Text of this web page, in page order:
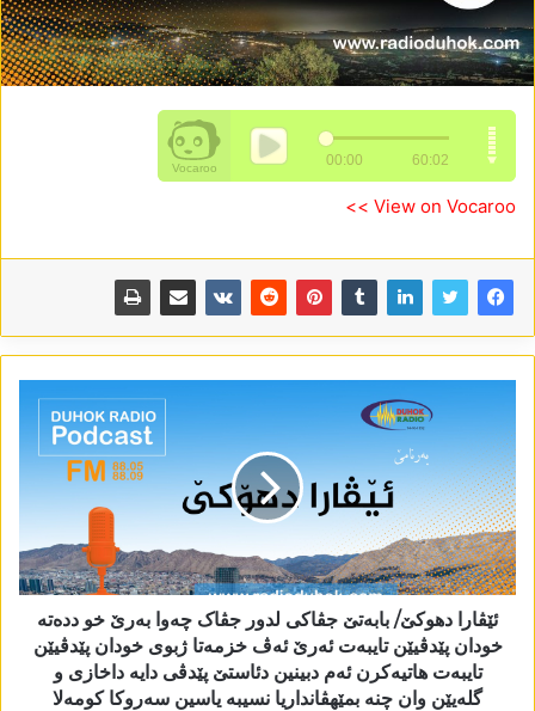
View on Vocaroo >>
ئێڤارا دھوکێ/ بابەتێ جڤاکی لدور جڤاک چەوا بەرێ خو ددەتە
خودان پێدڤیێن تایبەت ئەرێ ئەڤ خزمەتا ژبوی خودان پێدڤیێن
تایبەت ھاتیەکرن ئەم دبینین دئاستێ پێدڤی دایە داخازی و
گلەیێن وان چنە بمێھڤانداریا نسیبە یاسین سەروکا کومەلا